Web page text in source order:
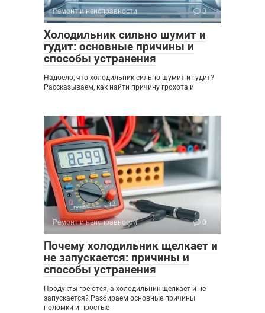
Ремонт и неисправности 0
Холодильник сильно шумит и
гудит: основные причины и
способы устранения
Надоело, что холодильник сильно шумит и гудит?
Рассказываем, как найти причину грохота и
Ремонт и неисправности 0
Почему холодильник щелкает и
не запускается: причины и
способы устранения
Продукты греются, а холодильник щелкает и не
запускается? Разбираем основные причины
поломки и простые